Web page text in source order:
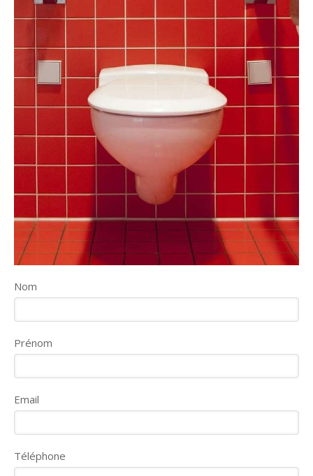
Nom
Prénom
Email
Téléphone